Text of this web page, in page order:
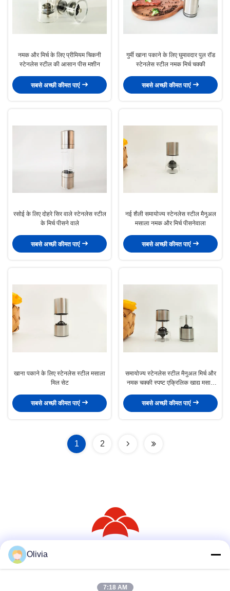
नमक और मिर्च के लिए प्रीमियम चिकनी
स्टेनलेस स्टील की आसान पीस मशीन
सबसे अच्छी कीमत पाएं
गुर्मी खाना पकाने के लिए घुमावदार पुल रॉड
स्टेनलेस स्टील नमक मिर्च चक्की
सबसे अच्छी कीमत पाएं
रसोई के लिए दोहरे सिर वाले स्टेनलेस स्टील
के मिर्च पीसने वाले
सबसे अच्छी कीमत पाएं
नई शैली समायोज्य स्टेनलेस स्टील मैनुअल
मसाला नमक और मिर्च पीसनेवाला
सबसे अच्छी कीमत पाएं
खाना पकाने के लिए स्टेनलेस स्टील मसाला
मिल सेट
सबसे अच्छी कीमत पाएं
समायोज्य स्टेनलेस स्टील मैनुअल मिर्च और
नमक चक्की स्पष्ट एक्रिलिक खाद्य मसाले
सबसे अच्छी कीमत पाएं
1 2
Olivia
7:18 AM